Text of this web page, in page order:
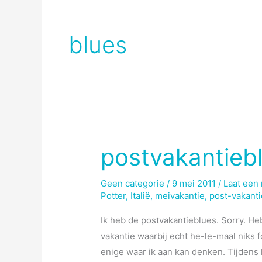
blues
Geen categorie / 9 mei 2011/ Laat
Potter, Italië, meivakantie, post-
Ik heb de postvakantieblues. Sorry.
vakantie waarbij echt he-le-maal niks
enige waar ik aan kan denken.